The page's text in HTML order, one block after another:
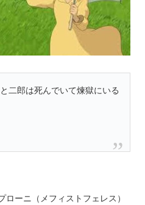
二郎は死んでいて煉獄にいる
ーニ（メフィストフェレス）